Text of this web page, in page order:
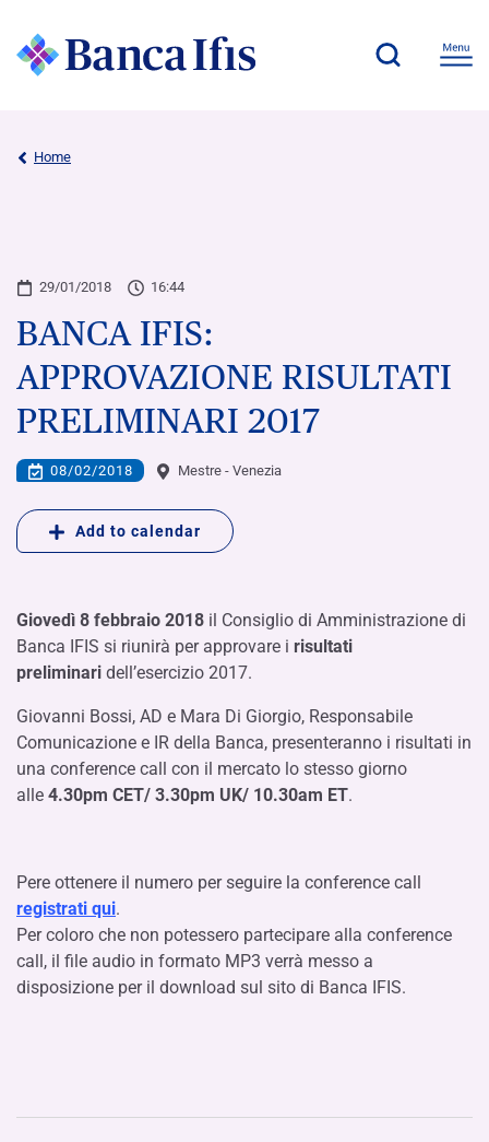
Home
29/01/2018 16:44
BANCA IFIS:
APPROVAZIONE RISULTATI
PRELIMINARI 2017
08/02/2018 Mestre - Venezia
Add to calendar
Giovedì 8 febbraio 2018 il Consiglio di Amministrazione di
Banca IFIS si riunirà per approvare i risultati
preliminari dell’esercizio 2017.
Giovanni Bossi, AD e Mara Di Giorgio, Responsabile
Comunicazione e IR della Banca, presenteranno i risultati in
una conference call con il mercato lo stesso giorno
alle 4.30pm CET/ 3.30pm UK/ 10.30am ET.
Pere ottenere il numero per seguire la conference call
registrati qui.
Per coloro che non potessero partecipare alla conference
call, il file audio in formato MP3 verrà messo a
disposizione per il download sul sito di Banca IFIS.